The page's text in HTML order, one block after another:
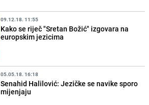
09.12.18. 11:55
Kako se riječ "Sretan Božić" izgovara na
europskim jezicima
05.05.18. 16:18
Senahid Halilović: Jezičke se navike sporo
mijenjaju